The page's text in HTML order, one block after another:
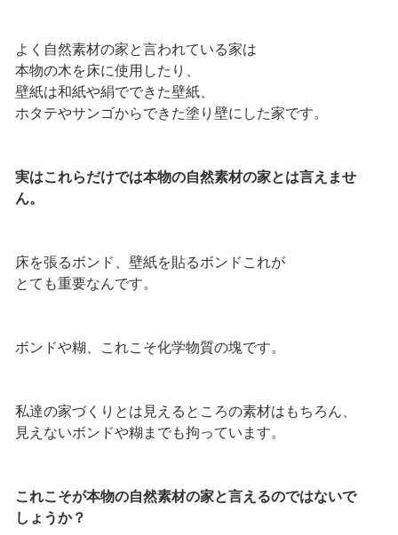
よく自然素材の家と言われている家は
本物の木を床に使用したり、
壁紙は和紙や絹でできた壁紙、
ホタテやサンゴからできた塗り壁にした家です。
実はこれらだけでは本物の自然素材の家とは言えませ
ん。
床を張るボンド、壁紙を貼るボンドこれが
とても重要なんです。
ボンドや糊、これこそ化学物質の塊です。
私達の家づくりとは見えるところの素材はもちろん、
見えないボンドや糊までも拘っています。
これこそが本物の自然素材の家と言えるのではないで
しょうか？